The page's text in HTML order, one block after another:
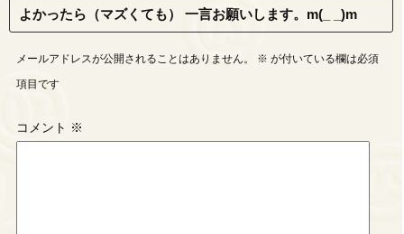
よかったら（マズくても） 一言お願いします。m(_ _)m
メールアドレスが公開されることはありません。 ※ が付いている欄は必須
項目です
コメント ※